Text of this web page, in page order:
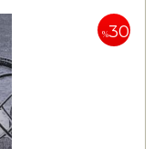
%30